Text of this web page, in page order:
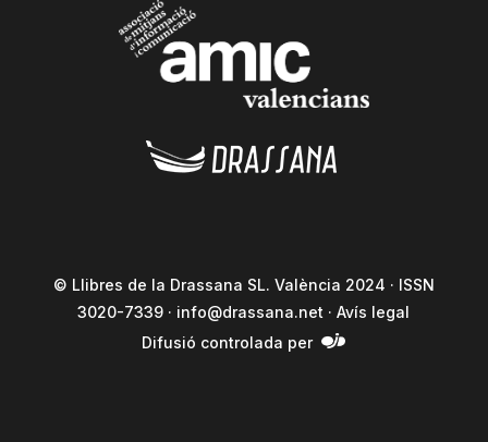
© Llibres de la Drassana SL. València 2024 · ISSN
3020-7339 · info@drassana.net ·Avís legal
Difusió controlada per